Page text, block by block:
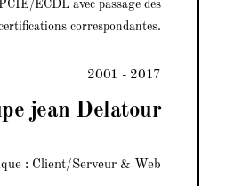
ECDL avec passage des
correspondantes.
2001 - 2017
jean Delatour
: Client/Serveur & Web